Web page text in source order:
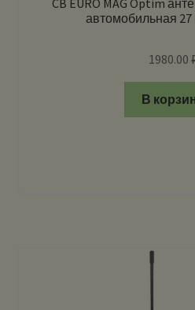
автомобильная
1980.00
В